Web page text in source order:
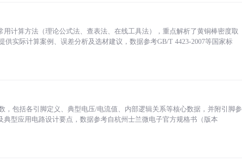
计算方法（理论公式法、查表法、在线工具法），重点解析了黄铜棒密度取
供实际计算案例、误差分析及选材建议，数据参考GB/T 4423-2007等国家标
，包括各引脚定义、典型电压/电流值、内部逻辑关系等核心数据，并附引脚参
型应用电路设计要点，数据参考自杭州士兰微电子官方规格书（版本